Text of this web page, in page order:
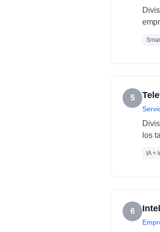
5
los
IA +
6